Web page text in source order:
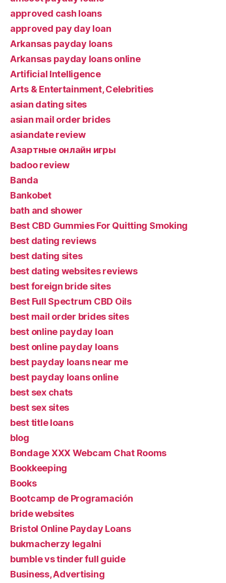
approved cash loans
approved pay day loan
Arkansas payday loans
Arkansas payday loans online
Artificial Intelligence
Arts & Entertainment, Celebrities
asian dating sites
asian mail order brides
asiandate review
Aзартные онлайн игры
badoo review
Banda
Bankobet
bath and shower
Best CBD Gummies For Quitting Smoking
best dating reviews
best dating sites
best dating websites reviews
best foreign bride sites
Best Full Spectrum CBD Oils
best mail order brides sites
best online payday loan
best online payday loans
best payday loans near me
best payday loans online
best sex chats
best sex sites
best title loans
blog
Bondage XXX Webcam Chat Rooms
Bookkeeping
Books
Bootcamp de Programación
bride websites
Bristol Online Payday Loans
bukmacherzy legalni
bumble vs tinder full guide
Business, Advertising